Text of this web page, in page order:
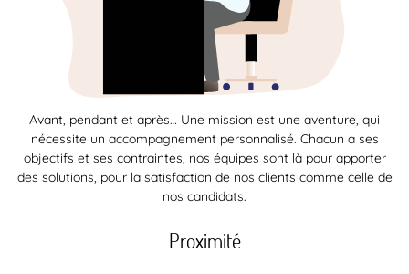
Avant, pendant et après… Une mission est une aventure, qui
nécessite un accompagnement personnalisé. Chacun a ses
objectifs et ses contraintes, nos équipes sont là pour apporter
des solutions, pour la satisfaction de nos clients comme celle de
nos candidats.
Proximité